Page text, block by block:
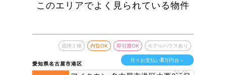
このエリアでよく見られている物件
愛知県名古屋市港区
最終１棟 内覧OK 即引渡OK モデルハウスあり
月々お支払い8万円台～